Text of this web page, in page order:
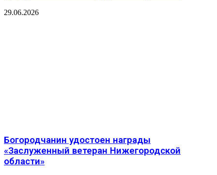
29.06.2026
Богородчанин удостоен награды
«Заслуженный ветеран Нижегородской
области»